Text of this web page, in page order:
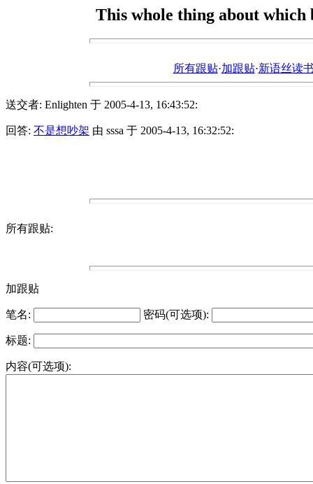
This whole thing about
所有跟贴·加跟贴·新语丝读
送交者: Enlighten 于 2005-4-13, 16:43:52:
回答: 不是想吵架 由 sssa 于 2005-4-13, 16:32:52:
所有跟贴:
加跟贴
笔名: 密码(可选项):
标题:
内容(可选项):